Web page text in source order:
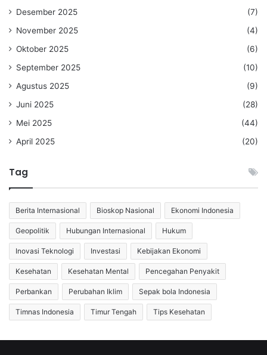
Desember 2025
(7)
November 2025
(4)
Oktober 2025
(6)
September 2025
(10)
Agustus 2025
(9)
Juni 2025
(28)
Mei 2025
(44)
April 2025
(20)
Tag
Berita Internasional Bioskop Nasional Ekonomi Indonesia
Geopolitik Hubungan Internasional Hukum
Inovasi Teknologi Investasi Kebijakan Ekonomi
Kesehatan Kesehatan Mental Pencegahan Penyakit
Perbankan Perubahan Iklim Sepak bola Indonesia
Timnas Indonesia Timur Tengah Tips Kesehatan